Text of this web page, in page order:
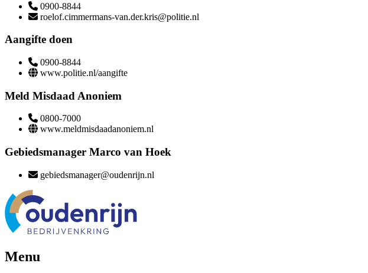
0900-8844
roelof.cimmermans-van.der.kris@politie.nl
Aangifte doen
0900-8844
www.politie.nl/aangifte
Meld Misdaad Anoniem
0800-7000
www.meldmisdaadanoniem.nl
Gebiedsmanager Marco van Hoek
gebiedsmanager@oudenrijn.nl
Menu